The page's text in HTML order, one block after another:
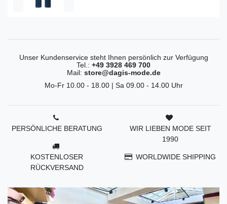
Unser Kundenservice steht Ihnen persönlich zur Verfügung
Tel.: +49 3928 469 700
Mail: store@dagis-mode.de
Mo-Fr 10.00 - 18.00 | Sa 09.00 - 14.00 Uhr
PERSÖNLICHE BERATUNG
KOSTENLOSER
RÜCKVERSAND
WIR LIEBEN MODE SEIT
1990
WORLDWIDE SHIPPING